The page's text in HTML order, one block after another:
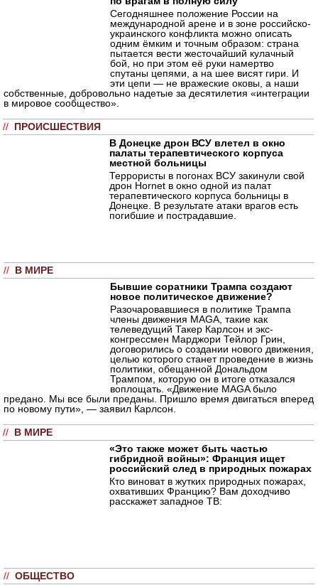
Сегодняшнее положение России на
международной арене и в зоне российско-
украинского конфликта можно описать
одним ёмким и точным образом: страна
пытается вести жесточайший кулачный
бой, но при этом её руки намертво
спутаны цепями, а на шее висят гири. И
эти цепи — не вражеские оковы, а наши
собственные, добровольно надетые за десятилетия «интеграции
в мировое сообщество».
// ПРОИСШЕСТВИЯ
В Донецке дрон ВСУ влетел в окно
палаты терапевтического корпуса
местной больницы
Террористы в погонах ВСУ закинули свой
дрон Hornet в окно одной из палат
терапевтического корпуса больницы в
Донецке. В результате атаки врагов есть
погибшие и пострадавшие.
// В МИРЕ
Бывшие соратники Трампа создают
новое политическое движение?
Разочаровавшиеся в политике Трампа
члены движения MAGA, такие как
телеведущий Такер Карлсон и экс-
конгрессмен Марджори Тейлор Грин,
договорились о создании нового движения,
целью которого станет проведение в жизнь
политики, обещанной Дональдом
Трампом, которую он в итоге отказался
воплощать. «Движение MAGA было
предано. Мы все были преданы. Пришло время двигаться вперед
по новому пути», — заявил Карлсон.
// В МИРЕ
«Это также может быть частью
гибридной войны»: Франция ищет
российский след в природных пожарах
Кто виноват в жутких природных пожарах,
охвативших Францию? Вам доходчиво
расскажет западное ТВ:
// ОБЩЕСТВО